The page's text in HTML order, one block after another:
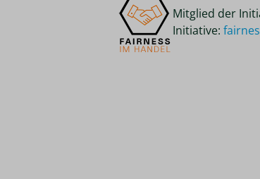
Mitglied der
Initiative: